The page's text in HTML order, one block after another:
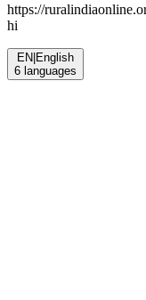
https://
hi
EN English
6 languages